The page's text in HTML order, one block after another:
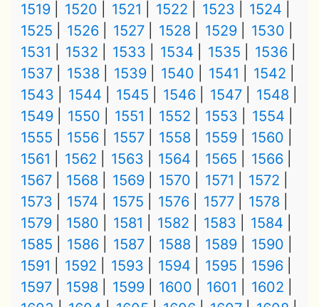
1519
1520 1521 1522 1523
1524
1525
1526 1527 1528 1529
1530
1531
1532 1533 1534 1535
1536
1537
1538 1539 1540 1541
1542
1543
1544 1545 1546 1547
1548
1549
1550 1551 1552 1553
1554
1555
1556 1557 1558 1559
1560
1561
1562 1563 1564 1565
1566
1567
1568 1569 1570 1571
1572
1573
1574 1575 1576 1577
1578
1579
1580 1581 1582 1583
1584
1585
1586 1587 1588 1589
1590
1591
1592 1593 1594 1595
1596
1597
1598 1599 1600 1601
1602